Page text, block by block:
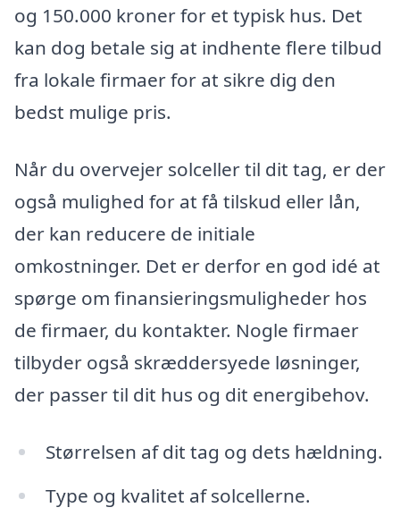
og 150.000 kroner for et typisk hus. Det
kan dog betale sig at indhente flere tilbud
fra lokale firmaer for at sikre dig den
bedst mulige pris.
Når du overvejer solceller til dit tag, er der
også mulighed for at få tilskud eller lån,
der kan reducere de initiale
omkostninger. Det er derfor en god idé at
spørge om finansieringsmuligheder hos
de firmaer, du kontakter. Nogle firmaer
tilbyder også skræddersyede løsninger,
der passer til dit hus og dit energibehov.
Størrelsen af dit tag og dets hældning.
Type og kvalitet af solcellerne.